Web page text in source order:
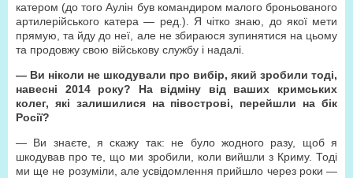
катером (до того Аулін був командиром малого броньованого
артилерійського катера — ред.). Я чітко знаю, до якої мети
прямую, та йду до неї, але не збираюся зупинятися на цьому
та продовжу свою військову службу і надалі.
— Ви ніколи не шкодували про вибір, який зробили тоді,
навесні 2014 року? На відміну від ваших кримських
колег, які залишилися на півострові, перейшли на бік
Росії?
— Ви знаєте, я скажу так: не було жодного разу, щоб я
шкодував про те, що ми зробили, коли вийшли з Криму. Тоді
ми ще не розуміли, але усвідомлення прийшло через роки —